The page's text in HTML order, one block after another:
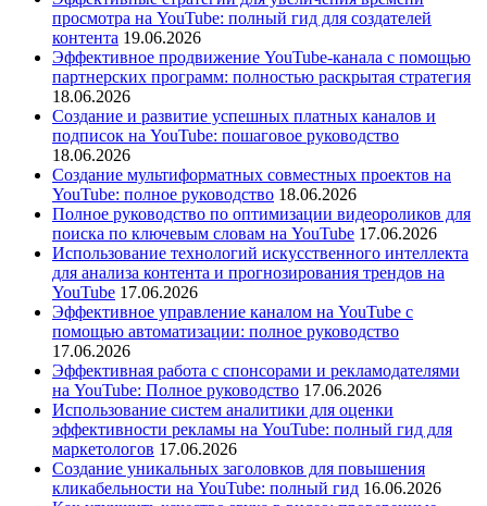
просмотра на YouTube: полный гид для создателей
контента 19.06.2026
Эффективное продвижение YouTube-канала с помощью
партнерских программ: полностью раскрытая стратегия
18.06.2026
Создание и развитие успешных платных каналов и
подписок на YouTube: пошаговое руководство
18.06.2026
Создание мультиформатных совместных проектов на
YouTube: полное руководство 18.06.2026
Полное руководство по оптимизации видеороликов для
поиска по ключевым словам на YouTube 17.06.2026
Использование технологий искусственного интеллекта
для анализа контента и прогнозирования трендов на
YouTube 17.06.2026
Эффективное управление каналом на YouTube с
помощью автоматизации: полное руководство
17.06.2026
Эффективная работа с спонсорами и рекламодателями
на YouTube: Полное руководство 17.06.2026
Использование систем аналитики для оценки
эффективности рекламы на YouTube: полный гид для
маркетологов 17.06.2026
Создание уникальных заголовков для повышения
кликабельности на YouTube: полный гид 16.06.2026